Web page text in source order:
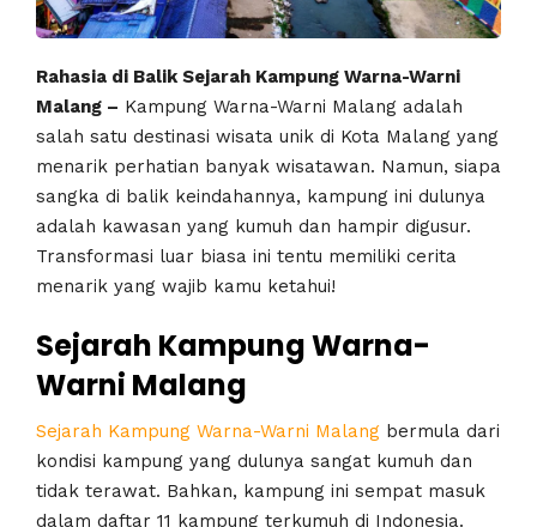
Rahasia di Balik Sejarah Kampung Warna-Warni
Malang – Kampung Warna-Warni Malang adalah
salah satu destinasi wisata unik di Kota Malang yang
menarik perhatian banyak wisatawan. Namun, siapa
sangka di balik keindahannya, kampung ini dulunya
adalah kawasan yang kumuh dan hampir digusur.
Transformasi luar biasa ini tentu memiliki cerita
menarik yang wajib kamu ketahui!
Sejarah Kampung Warna-
Warni Malang
Sejarah Kampung Warna-Warni Malang bermula dari
kondisi kampung yang dulunya sangat kumuh dan
tidak terawat. Bahkan, kampung ini sempat masuk
dalam daftar 11 kampung terkumuh di Indonesia.